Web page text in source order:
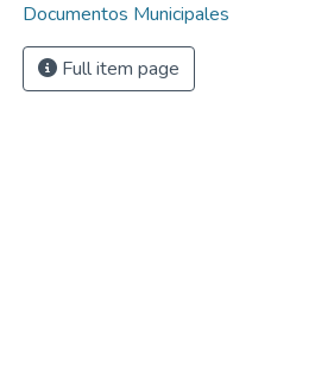
Documentos Municipales
Full item page